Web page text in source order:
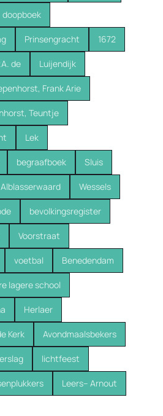
doopboek
Prinsengracht 1672
de Luijendijk
Frank Arie
Teuntje
Lek
begraafboek Sluis
Alblasserwaard Wessels
bevolkingsregister
Voorstraat
voetbal Benedendam
lagere school
Herlaer
Kerk Avondmaalsbekers
lichtfeest
Leers-- Arnout